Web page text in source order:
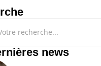
news